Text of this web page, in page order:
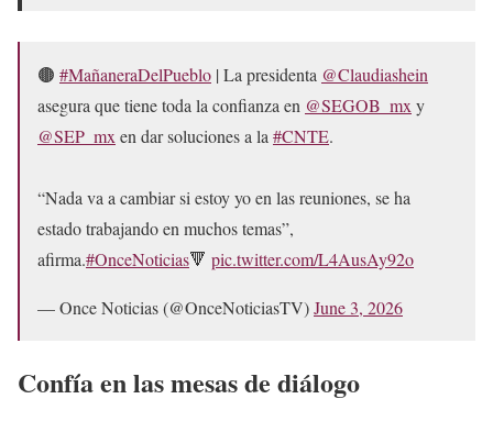
🟤 #MañaneraDelPueblo | La presidenta @Claudiashein
asegura que tiene toda la confianza en @SEGOB_mx y
@SEP_mx en dar soluciones a la #CNTE.
“Nada va a cambiar si estoy yo en las reuniones, se ha
estado trabajando en muchos temas”,
afirma.#OnceNoticias🔻 pic.twitter.com/L4AusAy92o
— Once Noticias (@OnceNoticiasTV)June 3, 2026
Confía en las mesas de diálogo